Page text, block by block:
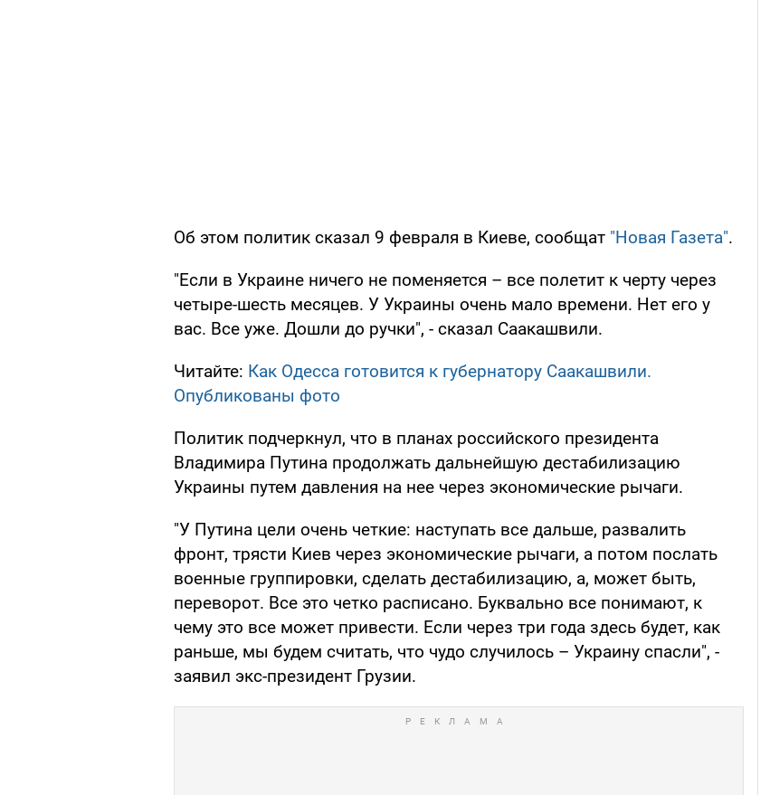
Об этом политик сказал 9 февраля в Киеве, сообщат "Новая Газета".
"Если в Украине ничего не поменяется – все полетит к черту через
четыре-шесть месяцев. У Украины очень мало времени. Нет его у
вас. Все уже. Дошли до ручки", - сказал Саакашвили.
Читайте: Как Одесса готовится к губернатору Саакашвили.
Опубликованы фото
Политик подчеркнул, что в планах российского президента
Владимира Путина продолжать дальнейшую дестабилизацию
Украины путем давления на нее через экономические рычаги.
"У Путина цели очень четкие: наступать все дальше, развалить
фронт, трясти Киев через экономические рычаги, а потом послать
военные группировки, сделать дестабилизацию, а, может быть,
переворот. Все это четко расписано. Буквально все понимают, к
чему это все может привести. Если через три года здесь будет, как
раньше, мы будем считать, что чудо случилось – Украину спасли", -
заявил экс-президент Грузии.